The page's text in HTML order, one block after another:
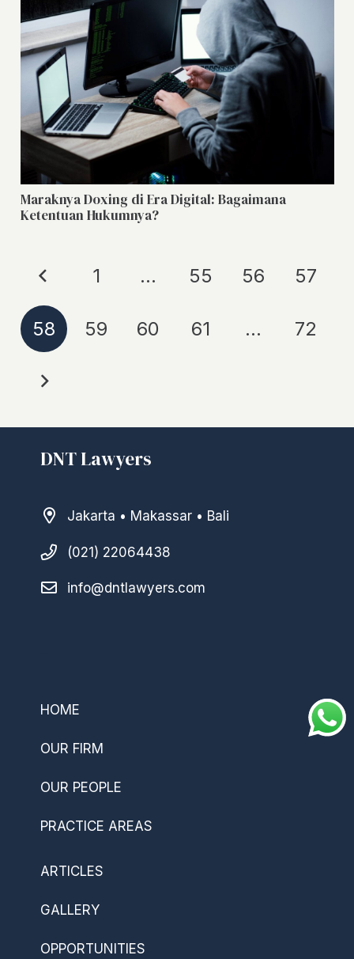
Maraknya Doxing di Era Digital: Bagaimana
Ketentuan Hukumnya?
1 … 55 56 57
58 59 60 61 … 72
DNT Lawyers
Jakarta • Makassar • Bali
(021) 22064438
info@dntlawyers.com
HOME
OUR FIRM
OUR PEOPLE
PRACTICE AREAS
ARTICLES
GALLERY
OPPORTUNITIES